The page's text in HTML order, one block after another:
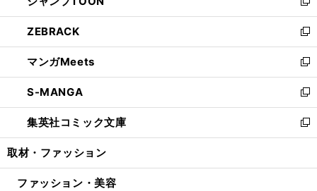
開
く
ウ
で
開
く
ィ
ン
ド
ウ
で
開
く
い
ウ
ィ
ン
ド
ウ
で
開
く
新
し
い
ウ
ィ
ン
ド
ウ
で
開
ZEBRACK
新
し
い
ウ
ィ
ン
ド
ウ
開
マンガMeets
新
し
い
ウ
ィ
ン
ウ
S-MANGA
新
し
い
ウ
ン
集英社コミック文庫
新
し
ウ
取材・ファッション
ファッション・美容